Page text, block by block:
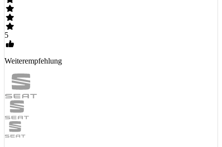
5
Weiterempfehlung